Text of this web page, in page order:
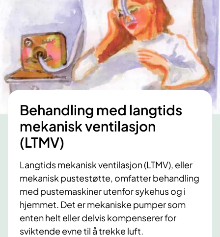
Behandling med langtids
mekanisk ventilasjon
(LTMV)
Langtids mekanisk ventilasjon (LTMV), eller
mekanisk pustestøtte, omfatter behandling
med pustemaskiner utenfor sykehus og i
hjemmet. Det er mekaniske pumper som
enten helt eller delvis kompenserer for
sviktende evne til å trekke luft.